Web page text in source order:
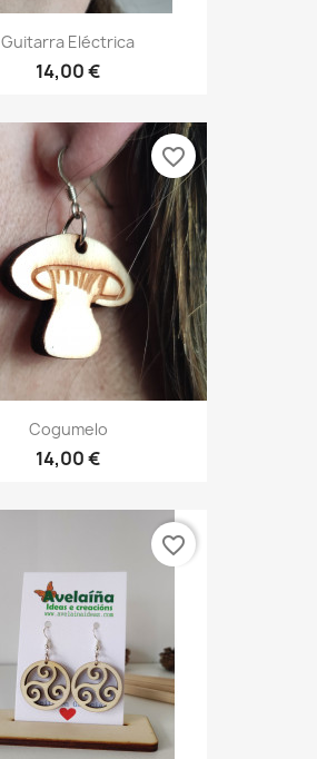
Guitarra Eléctrica
14,00 €
Cogumelo
14,00 €
favorite_border
favorite_border